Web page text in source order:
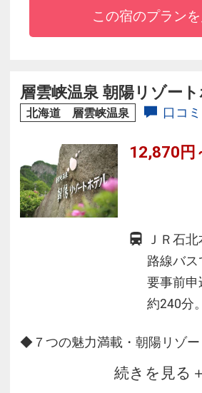
感あふれるホテルです。
この宿のプラン
層雲峡温泉 朝陽リゾー
北海道 層雲峡温泉 口コ
12,870円
ＪＲ石
路線バス
要事前申
約240分。
◆７つの魅力満載・朝陽リゾ
１.自然をテーマにした２種の
続きを見る